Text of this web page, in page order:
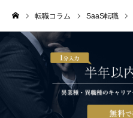
転職コラム SaaS転職